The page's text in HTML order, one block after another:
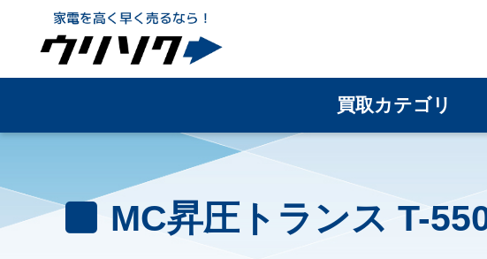
買取カテゴリ
MC昇圧トランス T-